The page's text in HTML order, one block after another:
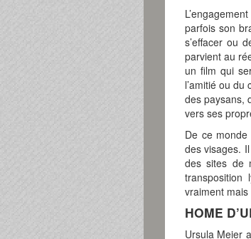
parfois son
s’effacer ou
parvient au
un film qui
l’amitié ou
des paysans,
vers ses
De ce monde
des visages.
des sites de
transposition
vraiment
HOME
Ursula Meier